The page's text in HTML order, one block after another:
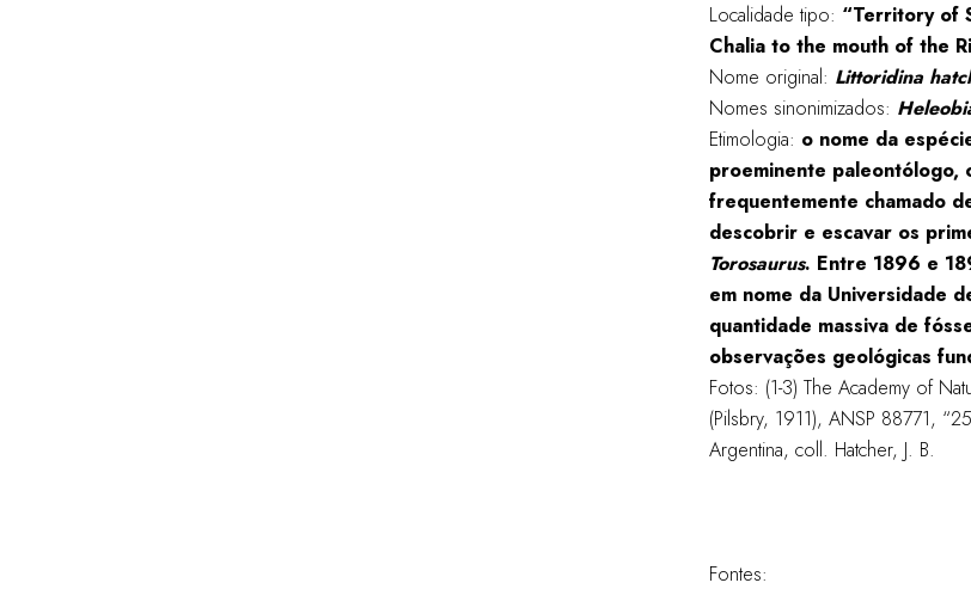
Localidade tipo: “Territory of
Chalia to the mouth of the
Nome original: Littoridina
Nomes sinonimizados:
Etimologia: o nome da
proeminente paleontólogo,
frequentemente chamado
descobrir e escavar os
Torosaurus. Entre 1896 e
em nome da Universidade
quantidade massiva de
observações geológicas
Fotos: (1-3) The Academy of
(Pilsbry, 1911), ANSP 88771,
Argentina, coll. Hatcher, J. B.
Fontes: